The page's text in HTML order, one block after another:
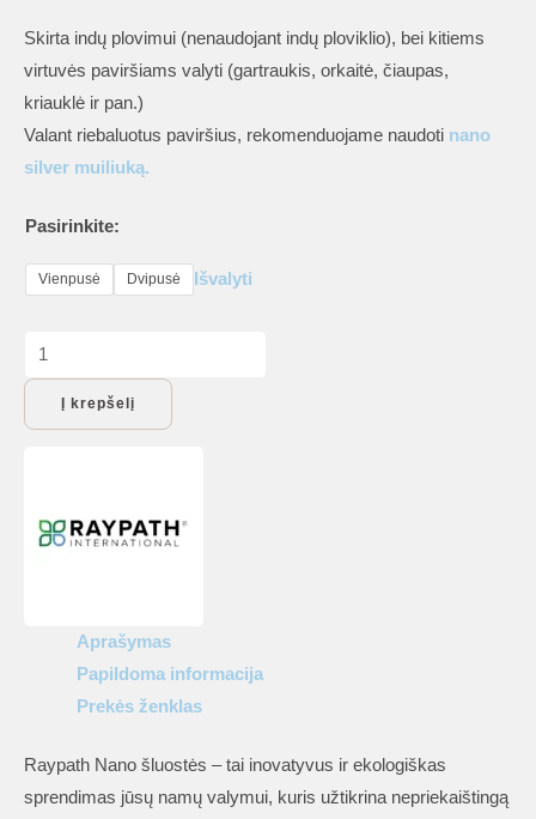
14,00 €
through
Skirta indų plovimui (nenaudojant indų ploviklio), bei kitiems
virtuvės paviršiams valyti (gartraukis, orkaitė, čiaupas,
kriauklė ir pan.)
Valant riebaluotus paviršius, rekomenduojame naudoti nano
silver muiliuką.
Pasirinkite:
Vienpusė Dvipusė Išvalyti
produkto
kiekis:
Raypath
šluostė
Į krepšelį
Aprašymas
Papildoma informacija
Prekės ženklas
Raypath Nano šluostės – tai inovatyvus ir ekologiškas
sprendimas jūsų namų valymui, kuris užtikrina nepriekaištingą